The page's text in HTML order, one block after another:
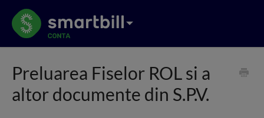
Preluarea Fiselor ROL si a
altor documente din S.P.V.